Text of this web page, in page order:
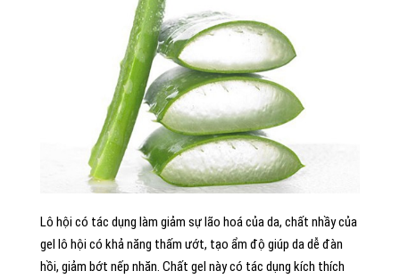
Lô hội có tác dụng làm giảm sự lão hoá của da, chất nhầy của
gel lô hội có khả năng thấm ướt, tạo ẩm độ giúp da dễ đàn
hồi, giảm bớt nếp nhăn. Chất gel này có tác dụng kích thích